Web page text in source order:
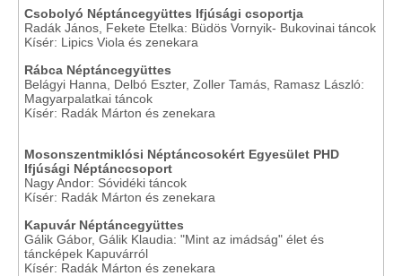
Csobolyó Néptáncegyüttes Ifjúsági csoportja
Radák János, Fekete Etelka: Büdös Vornyik- Bukovinai táncok
Kísér: Lipics Viola és zenekara
Rábca Néptáncegyüttes
Belágyi Hanna, Delbó Eszter, Zoller Tamás, Ramasz László:
Magyarpalatkai táncok
Kísér: Radák Márton és zenekara
Mosonszentmiklósi Néptáncosokért Egyesület PHD
Ifjúsági Néptánccsoport
Nagy Andor: Sóvidéki táncok
Kísér: Radák Márton és zenekara
Kapuvár Néptáncegyüttes
Gálik Gábor, Gálik Klaudia: "Mint az imádság" élet és
táncképek Kapuvárról
Kísér: Radák Márton és zenekara